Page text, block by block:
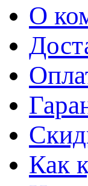
О
Как